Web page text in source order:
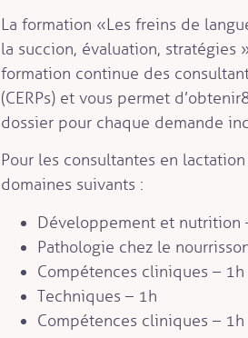
La formation « Les freins de
la succion, évaluation, stratégies
formation continue des
(CERPs) et vous permet
dossier pour chaque demande
Pour les consultantes en
domaines suivants :
Développement et nutrition
Pathologie chez le
Compétences cliniques – 1h
Techniques – 1h
Compétences cliniques – 1h